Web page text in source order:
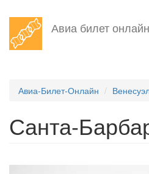
Перейти
основному
Авиа билет онлайн
Авиа-Билет-Онлайн
Санта-